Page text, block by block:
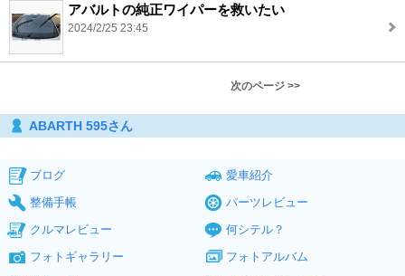
アバルトの純正ワイパーを救いたい
2024/2/25 23:45
次のページ >>
ABARTH 595さん
ブログ
愛車紹介
整備手帳
パーツレビュー
クルマレビュー
何シテル？
フォトギャラリー
フォトアルバム